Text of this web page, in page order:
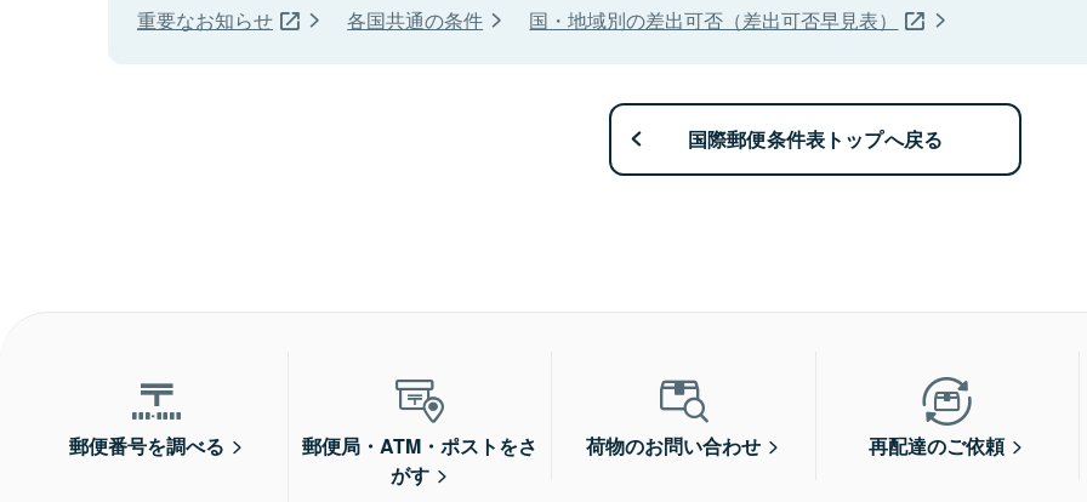
重要なお知らせ 各国共通の条件 国・地域別の差出可否（差出可否早見表）
国際郵便条件表トップへ戻る
郵便番号を調べる
郵便局・ATM・ポストをさ
がす
荷物のお問い合わせ 再配達のご依頼